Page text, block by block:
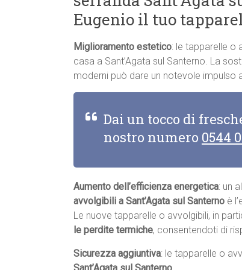
Eugenio il tuo
Miglioramento estetico: le tapparelle o
casa a Sant’Agata sul Santerno. La
moderni può dare un notevole impulso
Dai un tocco di
nostro numero 0544
Aumento dell’efficienza energetica: un
avvolgibili a Sant’Agata sul Santerno è
Le nuove tapparelle o avvolgibili, in
le perdite termiche, consentendoti di
Sicurezza aggiuntiva: le tapparelle o